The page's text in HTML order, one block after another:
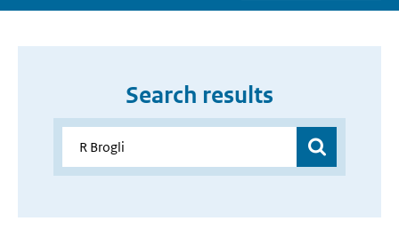
Search results